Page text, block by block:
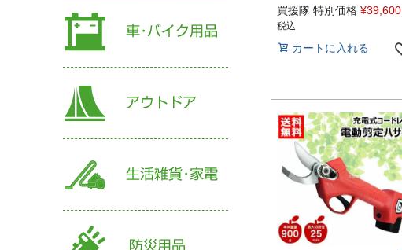
買援隊 特別価格 ¥39,600
税込
カートに入れる